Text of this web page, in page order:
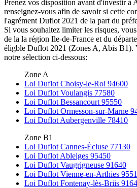
Prenez vos disposition avant d'investir à
renseignez-vous afin de savoir si cette
l'agrément Duflot 2021 de la part du
Si vous souhaitez limiter les risques,
de la la région Ile-de-France et du
éligble Duflot 2021 (Zones A, Abis B1).
notre sélection ci-dessous:
Zone A
Loi Duflot Choisy-le-Roi 94600
Loi Duflot Voulangis 77580
Loi Duflot Bessancourt 95550
Loi Duflot Ormesson-sur-Marne
Loi Duflot Aubergenville 78410
Zone B1
Loi Duflot Cannes-Écluse 77130
Loi Duflot Ableiges 95450
Loi Duflot Vaugrigneuse 91640
Loi Duflot Vienne-en-Arthies
Loi Duflot Fontenay-lès-Briis